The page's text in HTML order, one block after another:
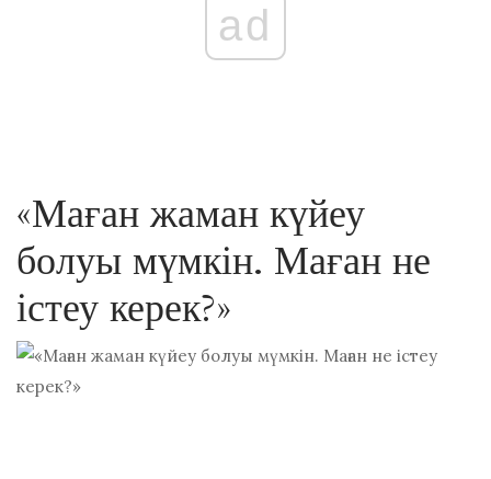
ad
«Маған жаман күйеу
болуы мүмкін. Маған не
істеу керек?»